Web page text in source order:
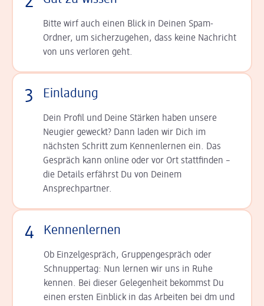
Bitte wirf auch einen Blick in Deinen Spam-
Ordner, um sicherzugehen, dass keine Nachricht
von uns verloren geht.
3 Einladung
Dein Profil und Deine Stär­ken haben unsere
Neugier geweckt? Dann laden wir Dich im
nächsten Schritt zum Kennen­lernen ein. Das
Gespräch kann online oder vor Ort statt­finden –
die Details er­fährst Du von Deinem
Ansprechpartner.
4 Kennenlernen
Ob Einzelgespräch, Grup­pen­gespräch oder
Schnup­per­tag: Nun lernen wir uns in Ruhe
kennen. Bei dieser Gelegenheit bekommst Du
einen ersten Einblick in das Arbeiten bei dm und